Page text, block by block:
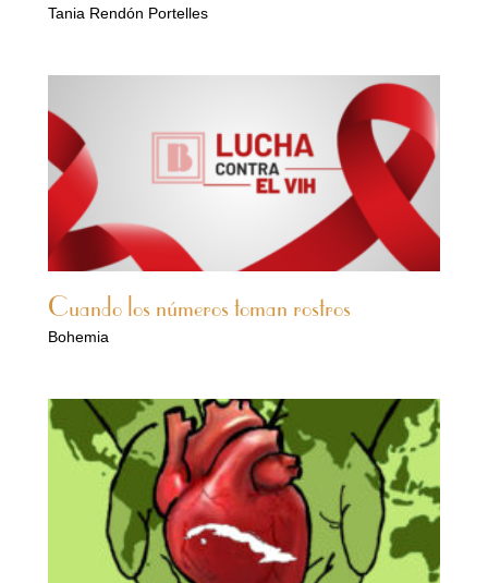
Tania Rendón Portelles
Cuando los números toman rostros
Bohemia